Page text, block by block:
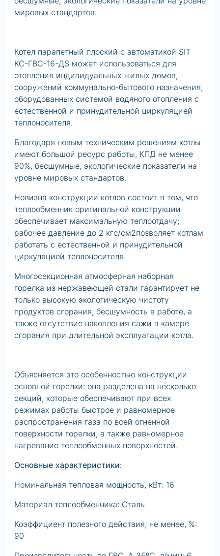
мировых стандартов.
Котел парапетный плоский с автоматикой SIT
КС-ГВС-16-ДS может использоваться для
отопления индивидуальных жилых домов,
сооружений коммунально-бытового назначения,
оборудованных системой водяного отопления с
естественной и принудительной циркуляцией
теплоносителя.
Благодаря новым техническим решениям котлы
имеют большой ресурс работы, КПД не менее
90%, бесшумные, экологические показатели на
уровне мировых стандартов.
Новизна конструкции котлов состоит в том, что
теплообменник оригинальной конструкции
обеспечивает максимальную теплоотдачу;
рабочее давление до 2 кгс/см2позволяет котлам
работать с естественной и принудительной
циркуляцией теплоносителя.
Многосекционная атмосферная наборная
горелка из нержавеющей стали гарантирует не
только высокую экологическую чистоту
продуктов сгорания, бесшумность в работе, а
также отсутствие накопления сажи в камере
сгорания при длительной эксплуатации котла.
Объясняется это особенностью конструкции
основной горелки: она разделена на несколько
секций, которые обеспечивают при всех
режимах работы быстрое и равномерное
распространения газа по всей огненной
поверхности горелки, а также равномерное
нагревание теплообменных поверхностей.
Основные характеристики:
Номинальная тепловая мощность, кВт: 16
Материал теплообменника: Сталь
Коэффициент полезного действия, не менее, %:
90